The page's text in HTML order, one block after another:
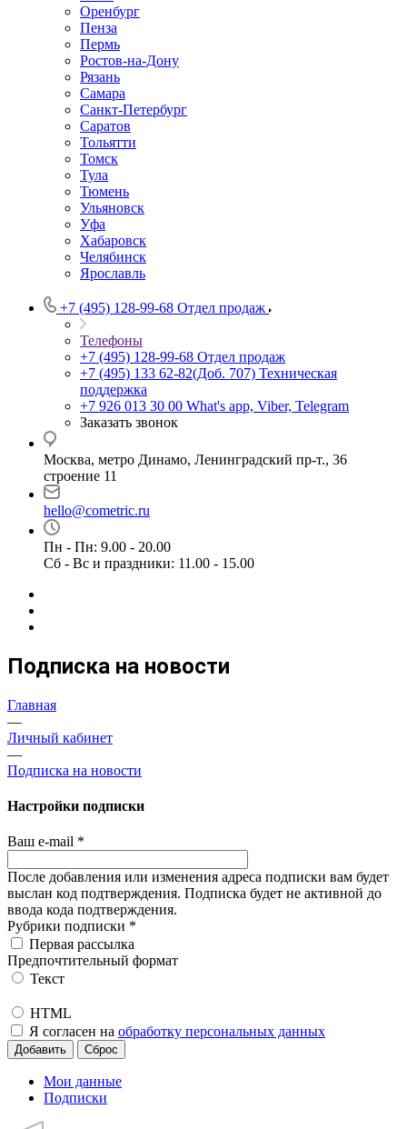
Оренбург
Пенза
Пермь
Ростов-на-Дону
Рязань
Самара
Санкт-Петербург
Саратов
Тольятти
Томск
Тула
Тюмень
Ульяновск
Уфа
Хабаровск
Челябинск
Ярославль
+7 (495) 128-99-68 Отдел продаж
Телефоны
+7 (495) 128-99-68 Отдел продаж
+7 (495) 133 62-82(Доб. 707) Техническая
поддержка
+7 926 013 30 00 What's app, Viber, Telegram
Заказать звонок
Москва, метро Динамо, Ленинградский пр-т., 36
строение 11
hello@cometric.ru
Пн - Пн: 9.00 - 20.00
Сб - Вс и праздники: 11.00 - 15.00
Подписка на новости
Главная
—
Личный кабинет
—
Подписка на новости
Настройки подписки
Ваш e-mail *
После добавления или изменения адреса подписки вам будет
выслан код подтверждения. Подписка будет не активной до
ввода кода подтверждения.
Рубрики подписки *
Первая рассылка
Предпочтительный формат
Текст
HTML
Я согласен на обработку персональных данных
Мои данные
Подписки